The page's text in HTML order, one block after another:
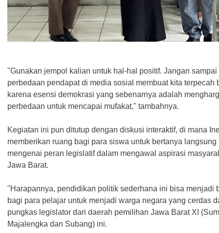
‎"Gunakan jempol kalian untuk hal-hal positif. Jangan sampai
perbedaan pendapat di media sosial membuat kita terpecah
karena esensi demokrasi yang sebenarnya adalah
perbedaan untuk mencapai mufakat," tambahnya.
‎Kegiatan ini pun ditutup dengan diskusi interaktif, di mana
memberikan ruang bagi para siswa untuk bertanya langsung
mengenai peran legislatif dalam mengawal aspirasi
Jawa Barat.
‎"Harapannya, pendidikan politik sederhana ini bisa menjadi
bagi para pelajar untuk menjadi warga negara yang cerdas
pungkas legislator dari daerah pemilihan Jawa Barat XI
Majalengka dan Subang) ini.